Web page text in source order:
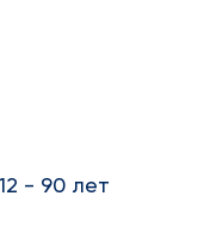
- 90 лет